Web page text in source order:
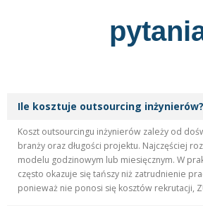
Ile kosztuje outsourcing inżynierów?
Koszt outsourcingu inżynierów zależy od
branży oraz długości projektu. Najczęściej
modelu godzinowym lub miesięcznym. W
często okazuje się tańszy niż zatrudnienie
ponieważ nie ponosi się kosztów rekrutacji,